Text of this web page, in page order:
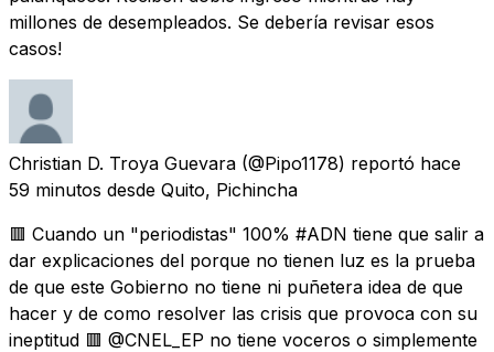
millones de desempleados. Se debería revisar esos
casos!
Christian D. Troya Guevara (@Pipo1178) reportó hace
59 minutos desde Quito, Pichincha
🟥 Cuando un "periodistas" 100% #ADN tiene que salir a
dar explicaciones del porque no tienen luz es la prueba
de que este Gobierno no tiene ni puñetera idea de que
hacer y de como resolver las crisis que provoca con su
ineptitud 🟥 @CNEL_EP no tiene voceros o simplemente